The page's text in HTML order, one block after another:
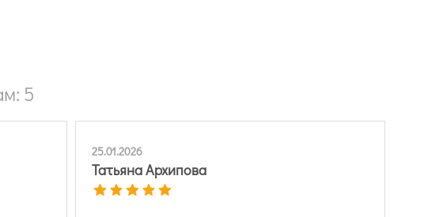
5
25.01.2026
Татьяна Архипова